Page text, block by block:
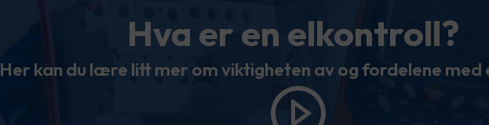
Hva er en elkontroll?
Her kan du lære litt mer om viktigheten av og fordelene med